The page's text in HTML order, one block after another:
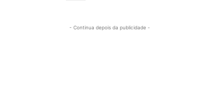
- Continua depois da publicidade -